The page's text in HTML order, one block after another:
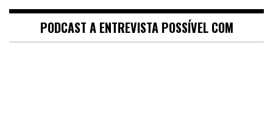
PODCAST A ENTREVISTA POSSÍVEL COM